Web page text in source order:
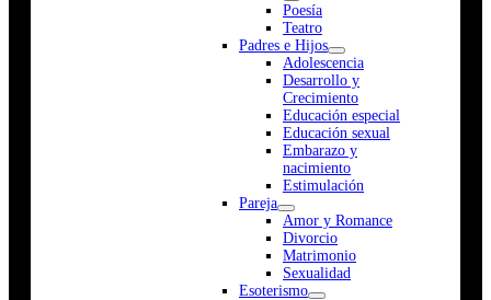
Poesía
Teatro
Padres e Hijos
Adolescencia
Desarrollo y
Crecimiento
Educación especial
Educación sexual
Embarazo y
nacimiento
Estimulación
Pareja
Amor y Romance
Divorcio
Matrimonio
Sexualidad
Esoterismo